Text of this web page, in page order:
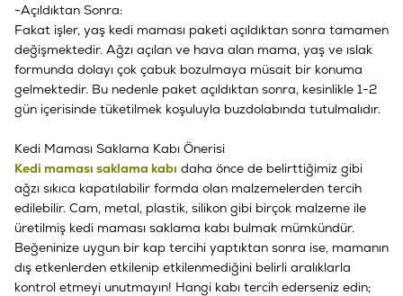
-Açıldıktan Sonra:
Fakat işler, yaş kedi maması paketi açıldıktan sonra tamamen
değişmektedir. Ağzı açılan ve hava alan mama, yaş ve ıslak
formunda dolayı çok çabuk bozulmaya müsait bir konuma
gelmektedir. Bu nedenle paket açıldıktan sonra, kesinlikle 1-2
gün içerisinde tüketilmek koşuluyla buzdolabında tutulmalıdır.
Kedi Maması Saklama Kabı Önerisi
Kedi maması saklama kabı daha önce de belirttiğimiz gibi
ağzı sıkıca kapatılabilir formda olan malzemelerden tercih
edilebilir. Cam, metal, plastik, silikon gibi birçok malzeme ile
üretilmiş kedi maması saklama kabı bulmak mümkündür.
Beğeninize uygun bir kap tercihi yaptıktan sonra ise, mamanın
dış etkenlerden etkilenip etkilenmediğini belirli aralıklarla
kontrol etmeyi unutmayın! Hangi kabı tercih ederseniz edin;